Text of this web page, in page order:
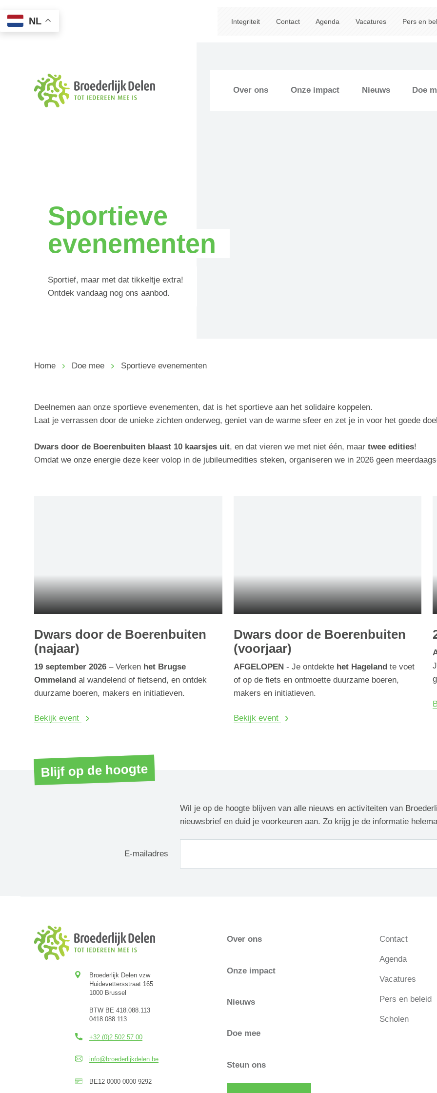
Integriteit Contact Agenda Vacatures Pers en
Over ons Onze impact Nieuws Doe
Sportieve
evenementen
Sportief, maar met dat tikkeltje extra!
Ontdek vandaag nog ons aanbod.
Home Doe mee Sportieve evenementen
Deelnemen aan onze sportieve evenementen, dat is het sportieve aan het solidaire koppelen.
Laat je verrassen door de unieke zichten onderweg, geniet van de warme sfeer en zet je in voor het goede
Dwars door de Boerenbuiten blaast 10 kaarsjes uit, en dat vieren we met niet één, maar twee edities!
Omdat we onze energie deze keer volop in de jubileumedities steken, organiseren we in 2026 geen
Dwars door de Boerenbuiten
(najaar)
19 september 2026 – Verken het Brugse
Ommeland al wandelend of fietsend, en ontdek
duurzame boeren, makers en initiatieven.
Bekijk event
Dwars door de Boerenbuiten
(voorjaar)
AFGELOPEN - Je ontdekte het Hagelandte voet
of op de fiets en ontmoette duurzame boeren,
makers en initiatieven.
Bekijk event
Blijf op de hoogte
Wil je op de hoogte blijven van alle nieuws en activiteiten van
nieuwsbrief en duid je voorkeuren aan. Zo krijg je de informatie
E-mailadres
Broederlijk Delen vzw
Huidevettersstraat 165
1000 Brussel
BTW BE 418.088.113
0418.088.113
+32 (0)2 502 57 00
info@broederlijkdelen.be
BE12 0000 0000 9292
Over ons
Onze impact
Nieuws
Doe mee
Steun ons
Contact
Agenda
Vacatures
Pers en beleid
Scholen
NL